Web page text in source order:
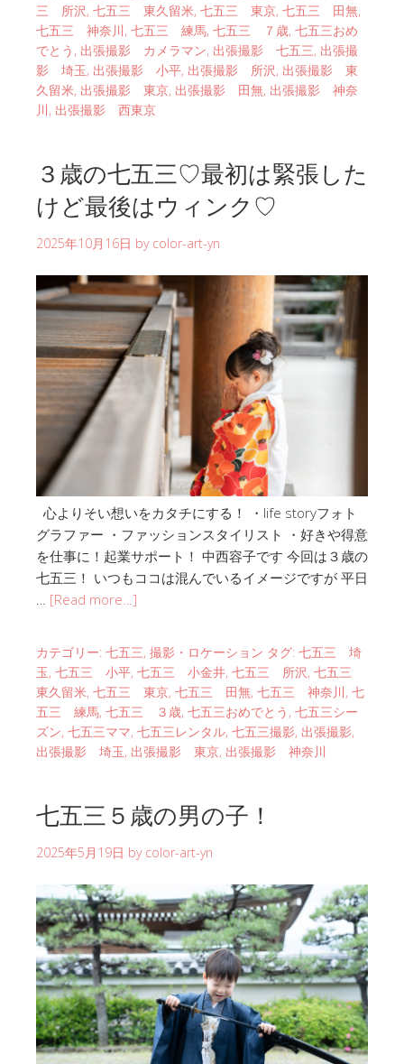
三 所沢, 七五三 東久留米, 七五三 東京, 七五三 田無,
七五三 神奈川, 七五三 練馬, 七五三 ７歳, 七五三おめ
でとう , 出張撮影 カメラマン, 出張撮影 七五三, 出張撮
影 埼玉, 出張撮影 小平, 出張撮影 所沢, 出張撮影 東
久留米, 出張撮影 東京, 出張撮影 田無, 出張撮影 神奈
川, 出張撮影 西東京
３歳の七五三♡最初は緊張した
けど最後はウィンク♡
2025年10月16日 by color-art-yn
心よりそい想いをカタチにする！ ・life storyフォト
グラファー ・ファッションスタイリスト ・好きや得意
を仕事に！起業サポート！ 中西容子です 今回は３歳の
七五三！ いつもココは混んでいるイメージですが 平日
… [Read more…]
カテゴリー: 七五三, 撮影・ロケーション タグ: 七五三 埼
玉, 七五三 小平, 七五三 小金井, 七五三 所沢, 七五三
東久留米, 七五三 東京, 七五三 田無, 七五三 神奈川, 七
五三 練馬, 七五三 ３歳, 七五三おめでとう , 七五三シー
ズン, 七五三ママ, 七五三レンタル, 七五三撮影, 出張撮影,
出張撮影 埼玉, 出張撮影 東京, 出張撮影 神奈川
七五三５歳の男の子！
2025年5月19日 by color-art-yn